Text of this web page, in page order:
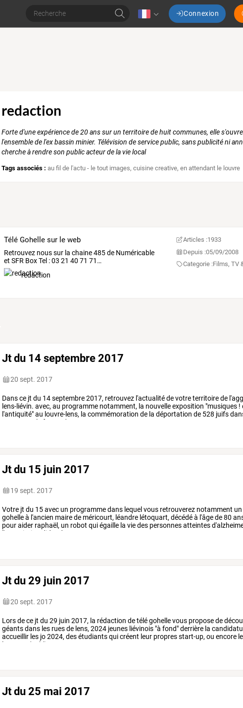
Connexion
redaction
Forte d'une expérience de 20 ans sur un territoire de huit communes, elle
l'ensemble de l'ex bassin minier. Télévision de service public, sans publicité ni
cherche à rendre son public acteur de la vie local
Tags associés : au fil de l'actu - le tout images,cuisine creative,en attendant le louvre
Télé Gohelle sur le web
Retrouveznoussurla chaine485deNuméricable
et SFRBoxTel :03 21 40 71 71 …
redaction
Articles :1933
Depuis :05/09/2008
Categorie :Films, TV
Jt du 14 septembre 2017
20 sept. 2017
Dansce jt du 14septembre2017, retrouvez l'actualitédevotreterritoirede
lens-liévin. avec, au programme notamment, la nouvelleexposition "musiques !
l'antiquité"au louvre-lens, la commémoration de la déportation de 528 juifs
le forum des
Jt du 15 juin 2017
19 sept. 2017
Votre jt du 15avec un programmedans lequel vous retrouverez notamment un
gohelleà l'ancien mairede méricourt, léandre létoquart, décédéà l'âgede80
pouraider raphaël, un robot quiégaille la viedes personnesatteintes
l'association
didouda
Jt du 29 juin 2017
20 sept. 2017
Lorsdece jt du 29 juin 2017, la rédaction detélégohellevous proposede
géantsdans les ruesde lens, 2024 jeunes liévinois "à fond"derrière la
accueillir les jo2024, desétudiantsquicréent leur propresstart-up, ou encore
lens
n'oubliez
Jt du 25 mai 2017